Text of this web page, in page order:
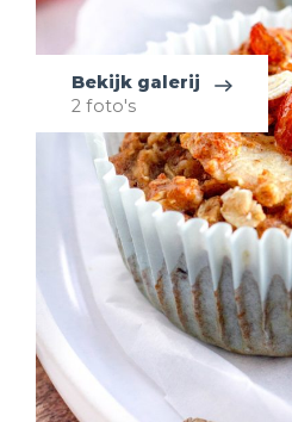
Bekijk galerij
2 foto's